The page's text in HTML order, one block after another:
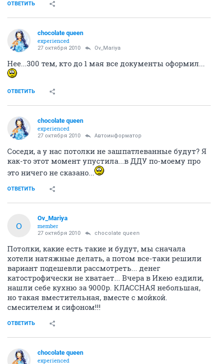
ОТВЕТИТЬ
chocolate queen
experienced
27 октября 2010 Ov_Mariya
Нее...300 тем, кто до 1 мая все документы оформил...
ОТВЕТИТЬ
chocolate queen
experienced
27 октября 2010 Автоинформатор
Соседи, а у нас потолки не зашпатлеванные будут? Я
как-то этот момент упустила...в ДДУ по-моему про
это ничего не сказано...
ОТВЕТИТЬ
O
Ov_Mariya
member
27 октября 2010 chocolate queen
Потолки, какие есть такие и будут, мы сначала
хотели натяжные делать, а потом все-таки решили
вариант подешевли рассмотреть... денег
катострофически не хватает... Вчера в Икею ездили,
нашли себе кухню за 9000р. КЛАССНАЯ небольшая,
но такая вместительная, вместе с мойкой.
смесителем и сифоном!!!
ОТВЕТИТЬ
chocolate queen
experienced